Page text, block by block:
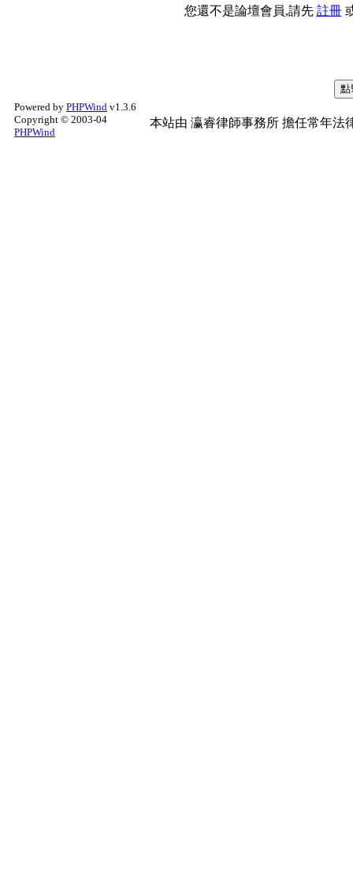
您還不是論壇會員,請先 註冊
Powered by PHPWind v1.3.6
Copyright © 2003-04
PHPWind
本站由 瀛睿律師事務所 擔任常年法